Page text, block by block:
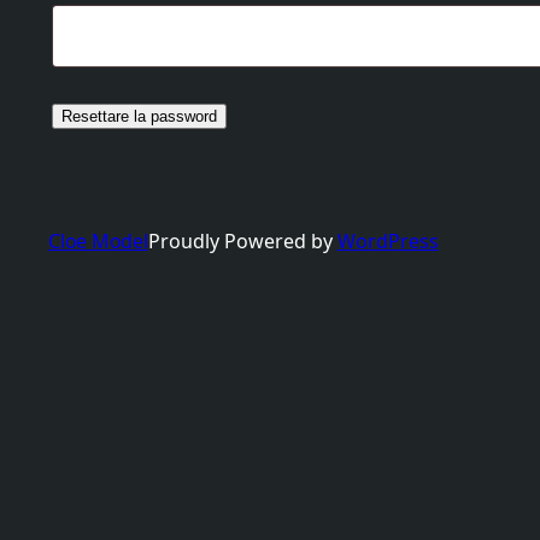
Resettare la password
Cloe ModelProudly Powered byWordPress